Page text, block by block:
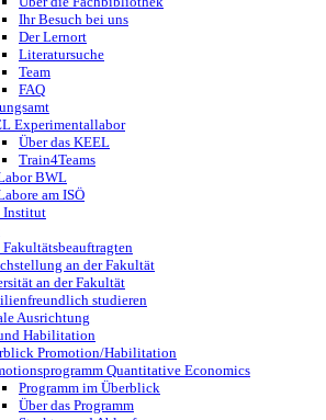
Ihr Besuch bei uns
Der Lernort
Literatursuche
Team
FAQ
Experimentallabor
Über das KEEL
Train4Teams
BWL
am ISÖ
Institut
an der Fakultät
an der Fakultät
studieren
Ausrichtung
Habilitation
Promotion/Habilitation
Quantitative Economics
Programm im Überblick
Über das Programm